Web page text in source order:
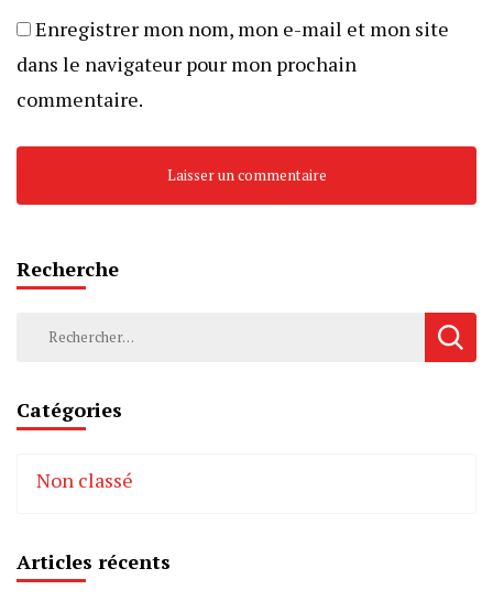
Enregistrer mon nom, mon e-mail et mon site
dans le navigateur pour mon prochain
commentaire.
Recherche
Rechercher :
Catégories
Non classé
Articles récents